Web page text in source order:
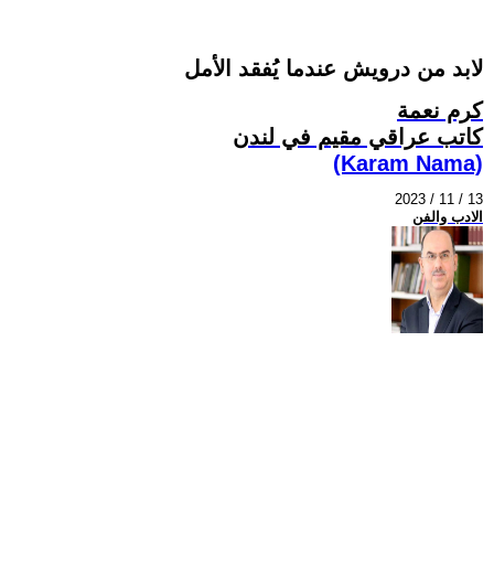
لابد من درويش عندما يُفقد الأمل
كرم نعمة
كاتب عراقي مقيم في لندن
(Karam Nama)
2023 / 11 / 13
الادب والفن